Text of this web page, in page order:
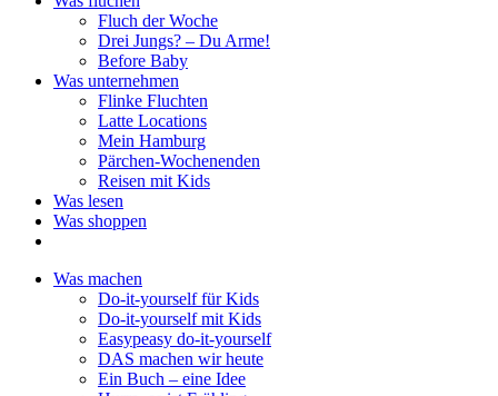
Fluch der Woche
Drei Jungs? – Du Arme!
Before Baby
Was unternehmen
Flinke Fluchten
Latte Locations
Mein Hamburg
Pärchen-Wochenenden
Reisen mit Kids
Was lesen
Was shoppen
Was machen
Do-it-yourself für Kids
Do-it-yourself mit Kids
Easypeasy do-it-yourself
DAS machen wir heute
Ein Buch – eine Idee